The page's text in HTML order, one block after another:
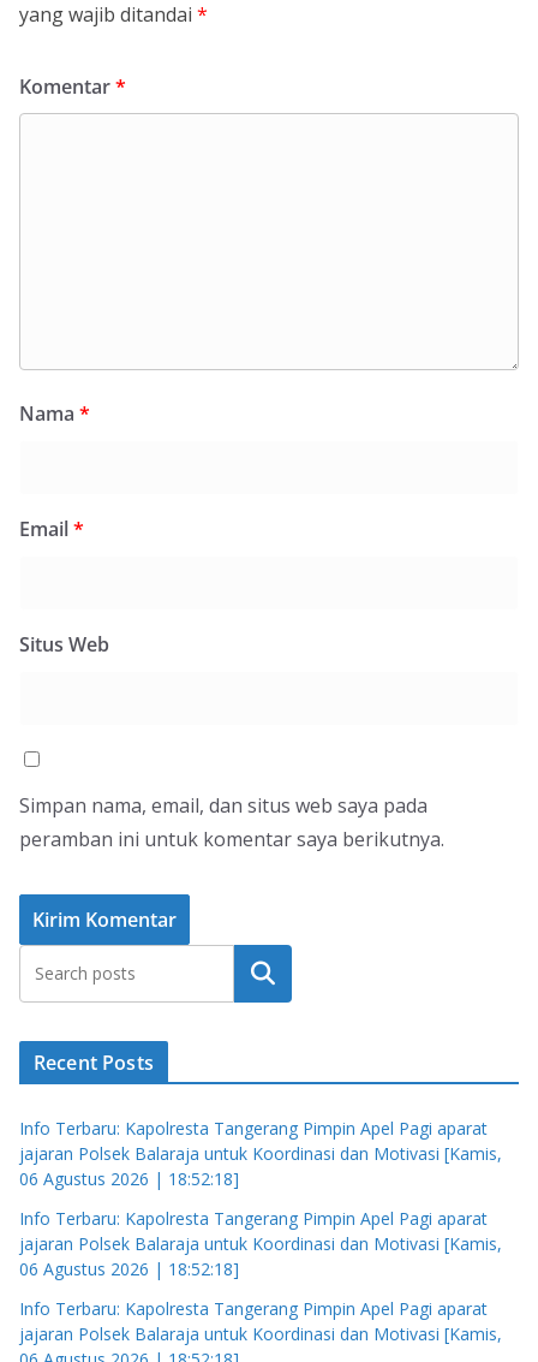
yang wajib ditandai *
Komentar*
Nama *
Email*
Situs Web
Simpan nama, email, dan situs web saya pada
peramban ini untuk komentar saya berikutnya.
Cari
Recent Posts
Info Terbaru: Kapolresta Tangerang Pimpin Apel Pagi aparat
jajaran Polsek Balaraja untuk Koordinasi dan Motivasi [Kamis,
06 Agustus 2026 | 18:52:18]
Info Terbaru: Kapolresta Tangerang Pimpin Apel Pagi aparat
jajaran Polsek Balaraja untuk Koordinasi dan Motivasi [Kamis,
06 Agustus 2026 | 18:52:18]
Info Terbaru: Kapolresta Tangerang Pimpin Apel Pagi aparat
jajaran Polsek Balaraja untuk Koordinasi dan Motivasi [Kamis,